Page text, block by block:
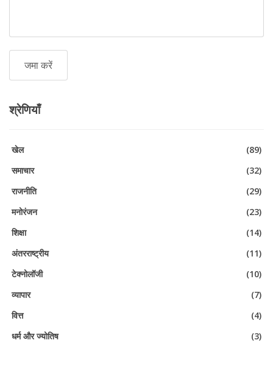
श्रेणियाँ
खेल
(89)
समाचार
(32)
राजनीति
(29)
मनोरंजन
(23)
शिक्षा
(14)
अंतरराष्ट्रीय
(11)
टेक्नोलॉजी
(10)
व्यापार
(7)
वित्त
(4)
धर्म और ज्योतिष
(3)